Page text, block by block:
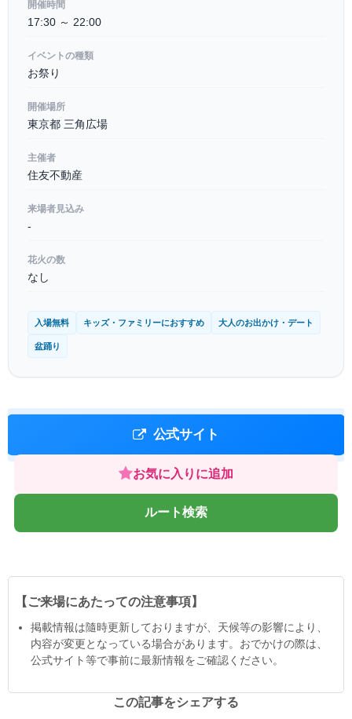
開催時間
17:30 ～ 22:00
イベントの種類
お祭り
開催場所
東京都 三角広場
主催者
住友不動産
来場者見込み
-
花火の数
なし
入場無料 キッズ・ファミリーにおすすめ 大人のお出かけ・デート
盆踊り
公式サイト
お気に入りに追加
ルート検索
【ご来場にあたっての注意事項】
掲載情報は隨時更新しておりますが、天候等の影響により、
内容が変更となっている場合があります。おでかけの際は、
公式サイト等で事前に最新情報をご確認ください。
この記事をシェアする